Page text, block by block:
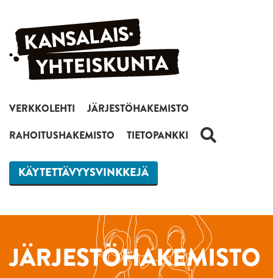
Siirry sisältöön
VERKKOLEHTI
JÄRJESTÖHAKEMISTO
RAHOITUSHAKEMISTO
TIETOPANKKI HAKU
KÄYTETTÄVYYSVINKKEJÄ
JÄRJESTÖHAKEMISTO